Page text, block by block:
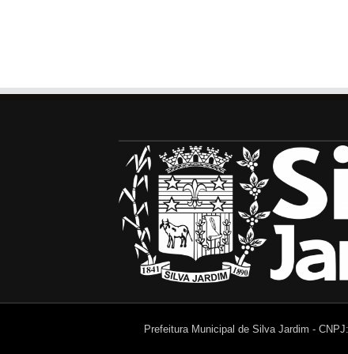
Prefeitura Municipal de Silva Jardim -